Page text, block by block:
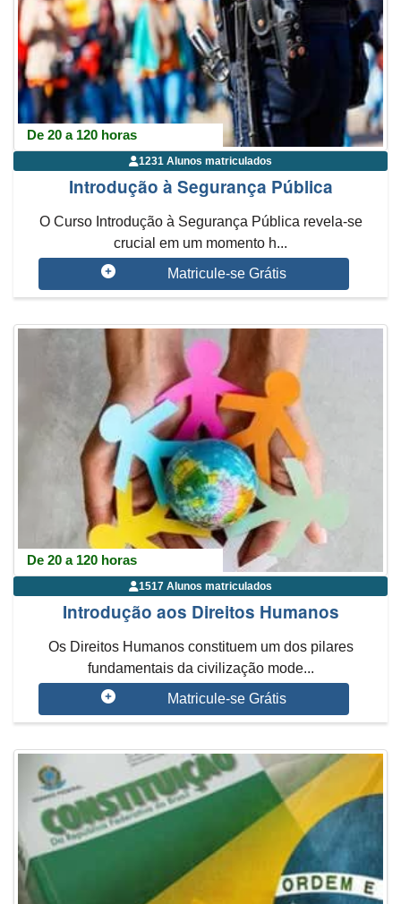
De 20 a 120 horas
1231 Alunos matriculados
Introdução à Segurança Pública
O Curso Introdução à Segurança Pública revela-se
crucial em um momento h...
Matricule-se Grátis
De 20 a 120 horas
1517 Alunos matriculados
Introdução aos Direitos Humanos
Os Direitos Humanos constituem um dos pilares
fundamentais da civilização mode...
Matricule-se Grátis